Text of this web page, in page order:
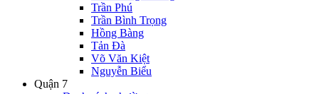
Trần Phú
Trần Bình Trọng
Hồng Bàng
Tản Đà
Võ Văn Kiệt
Nguyễn Biểu
Quận 7